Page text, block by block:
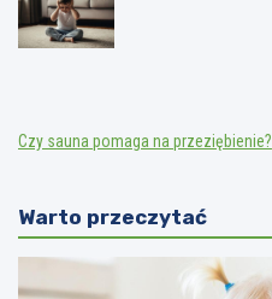
Czy sauna pomaga na przeziębienie?
Warto przeczytać